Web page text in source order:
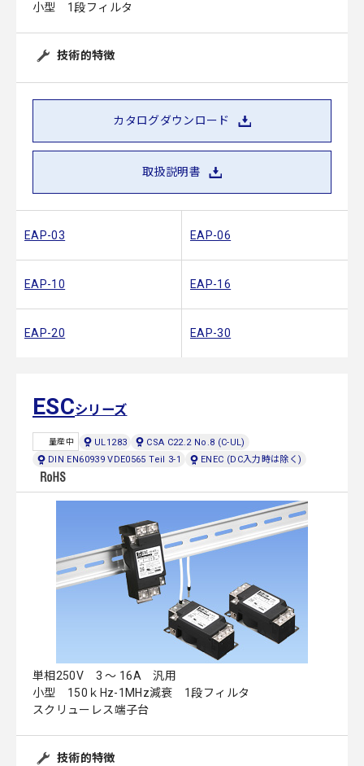
小型 1段フィルタ
技術的特徴
カタログダウンロード
取扱説明書
EAP-03 EAP-06
EAP-10 EAP-16
EAP-20 EAP-30
ESCシリーズ
量産中 UL1283
CSA C22.2 No.8 (C-UL)
DIN EN60939 VDE0565 Teil 3-1
ENEC (DC入力時は除く)
単相250V 3 ～ 16A 汎用
小型 150ｋHz-1MHz減衰 1段フィルタ
スクリューレス端子台
技術的特徴